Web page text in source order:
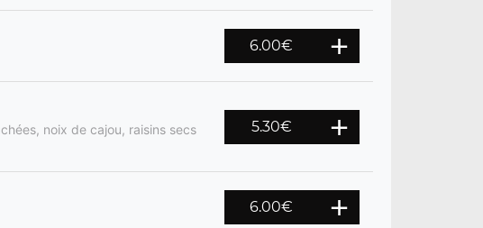
6.00€
noix de cajou, raisins secs
5.30€
6.00€